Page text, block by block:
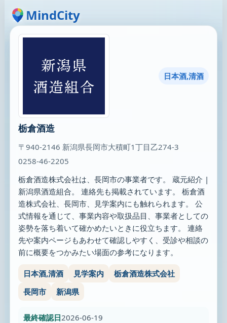
MindCity
日本酒,清酒
栃倉酒造
〒940-2146 新潟県長岡市大積町1丁目乙274-3
0258-46-2205
栃倉酒造株式会社は、長岡市の事業者です。 蔵元紹介 |
新潟県酒造組合。 連絡先も掲載されています。 栃倉酒
造株式会社、長岡市、見学案内にも触れられます。 公
式情報を通じて、事業内容や取扱品目、事業者としての
姿勢を落ち着いて確かめたいときに役立ちます。 連絡
先や案内ページもあわせて確認しやすく、受診や相談の
前に概要をつかみたい場面の参考になります。
日本酒,清酒 見学案内
栃倉酒造株式会社
長岡市
新潟県
最終確認日2026-06-19